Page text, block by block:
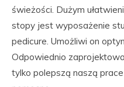
świeżości. Dużym
stopy jest wyposażenie
pedicure. Umożliwi on
Odpowiednio
tylko polepszą naszą